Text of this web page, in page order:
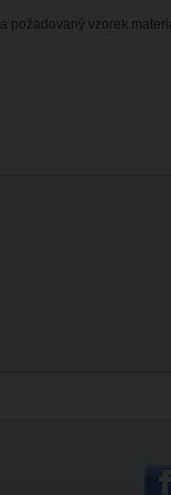
požadovaný vzorek